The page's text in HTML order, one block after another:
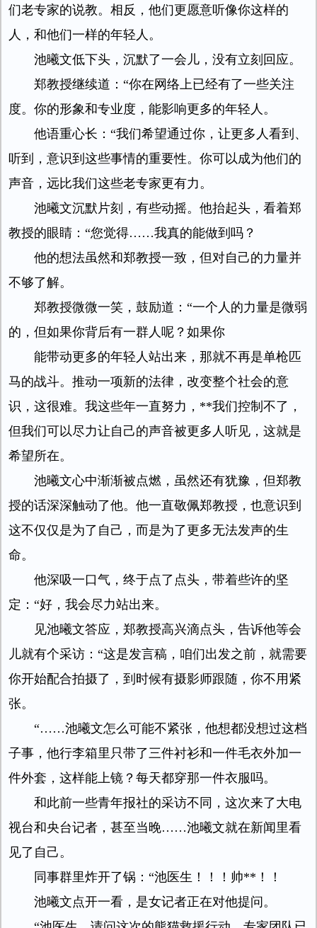
们老专家的说教。相反，他们更愿意听像你这样的
人，和他们一样的年轻人。
池曦文低下头，沉默了一会儿，没有立刻回应。
郑教授继续道：“你在网络上已经有了一些关注
度。你的形象和专业度，能影响更多的年轻人。
他语重心长：“我们希望通过你，让更多人看到、
听到，意识到这些事情的重要性。你可以成为他们的
声音，远比我们这些老专家更有力。
池曦文沉默片刻，有些动摇。他抬起头，看着郑
教授的眼睛：“您觉得……我真的能做到吗？
他的想法虽然和郑教授一致，但对自己的力量并
不够了解。
郑教授微微一笑，鼓励道：“一个人的力量是微弱
的，但如果你背后有一群人呢？如果你
能带动更多的年轻人站出来，那就不再是单枪匹
马的战斗。推动一项新的法律，改变整个社会的意
识，这很难。我这些年一直努力，**我们控制不了，
但我们可以尽力让自己的声音被更多人听见，这就是
希望所在。
池曦文心中渐渐被点燃，虽然还有犹豫，但郑教
授的话深深触动了他。他一直敬佩郑教授，也意识到
这不仅仅是为了自己，而是为了更多无法发声的生
命。
他深吸一口气，终于点了点头，带着些许的坚
定：“好，我会尽力站出来。
见池曦文答应，郑教授高兴滴点头，告诉他等会
儿就有个采访：“这是发言稿，咱们出发之前，就需要
你开始配合拍摄了，到时候有摄影师跟随，你不用紧
张。
“……池曦文怎么可能不紧张，他想都没想过这档
子事，他行李箱里只带了三件衬衫和一件毛衣外加一
件外套，这样能上镜？每天都穿那一件衣服吗。
和此前一些青年报社的采访不同，这次来了大电
视台和央台记者，甚至当晚……池曦文就在新闻里看
见了自己。
同事群里炸开了锅：“池医生！！！帅**！！
池曦文点开一看，是女记者正在对他提问。